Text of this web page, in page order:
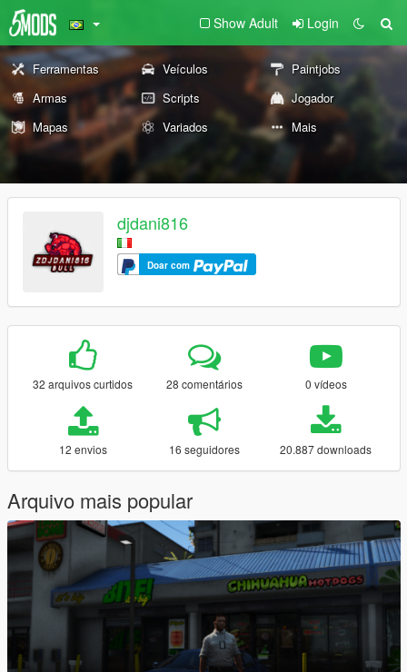
Show Adult Login
Ferramentas Veículos
Paintjobs
Armas
Scripts
Jogador
Mapas
Variados Mais
djdani816
Doar com
32 arquivos curtidos 28 comentários 0 vídeos
12 envios 16 seguidores 20.887 downloads
Arquivo mais popular